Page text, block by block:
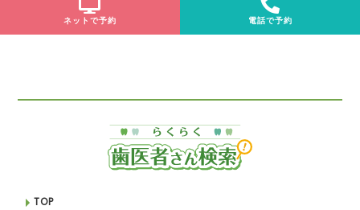
ネットで予約 電話で予約
TOP